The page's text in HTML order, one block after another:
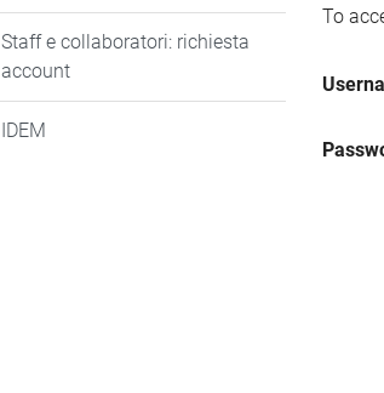
To
Staff e collaboratori: richiesta
account
IDEM